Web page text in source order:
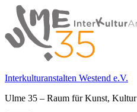
Springe
zum
Inhalt
Interkulturanstalten Westend e.V.
Ulme 35 – Raum für Kunst,